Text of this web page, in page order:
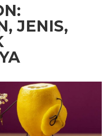
JENIS,